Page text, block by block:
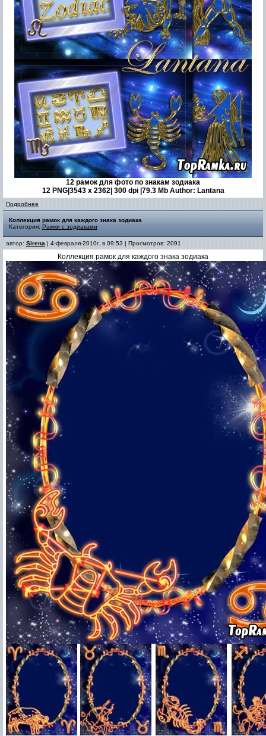
12 рамок для фото по знакам зодиака
12 PNG|3543 х 2362| 300 dpi |79.3 Mb Author: Lantana
Подробнее
Коллекция рамок для каждого знака зодиака
Категория: Рамки с зодиаками
автор: Sirena | 4-февраля-2010г. в 09:53 | Просмотров: 2091
Коллекция рамок для каждого знака зодиака